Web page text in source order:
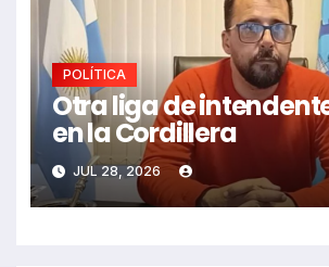
POLÍTICA
Otra liga de
en la Cordillera
JUL 28, 2026